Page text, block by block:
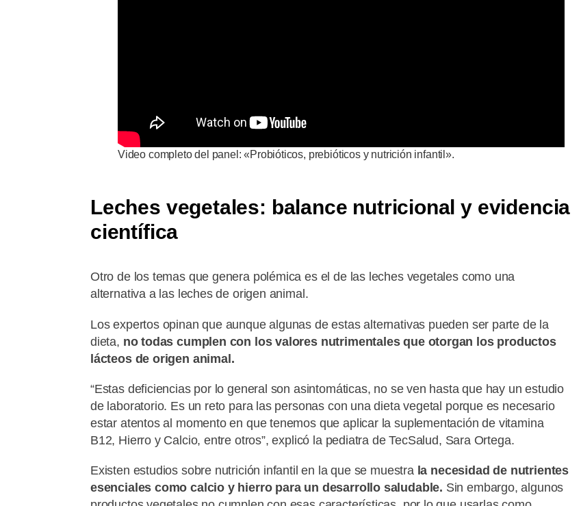
Video completo del panel: «Probióticos, prebióticos y nutrición infantil».
Leches vegetales: balance nutricional y evidencia
científica
Otro de los temas que genera polémica es el de las leches vegetales como una
alternativa a las leches de origen animal.
Los expertos opinan que aunque algunas de estas alternativas pueden ser parte de la
dieta, no todas cumplen con los valores nutrimentales que otorgan los productos
lácteos de origen animal.
“Estas deficiencias por lo general son asintomáticas, no se ven hasta que hay un estudio
de laboratorio. Es un reto para las personas con una dieta vegetal porque es necesario
estar atentos al momento en que tenemos que aplicar la suplementación de vitamina
B12, Hierro y Calcio, entre otros”, explicó la pediatra de TecSalud, Sara Ortega.
Existen estudios sobre nutrición infantil en la que se muestra la necesidad de nutrientes
esenciales como calcio y hierro para un desarrollo saludable. Sin embargo, algunos